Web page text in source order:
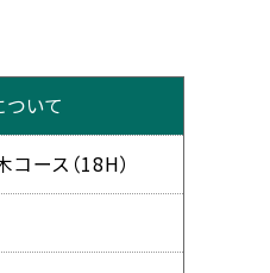
いて
ース（18H）